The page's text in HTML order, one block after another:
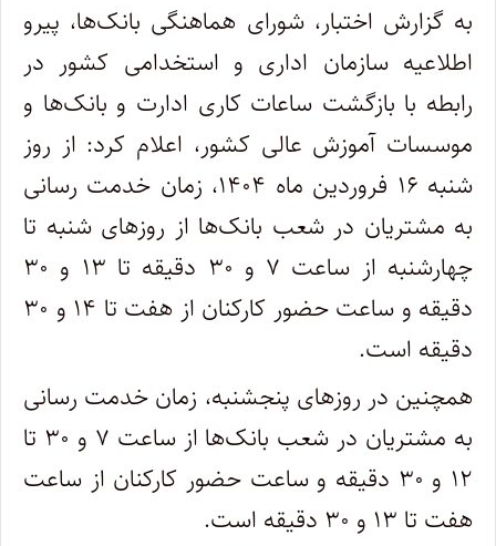
به گزارش اختبار، شورای هماهنگی بانک‌ها، پیرو
اطلاعیه سازمان اداری و استخدامی کشور در
رابطه با بازگشت ساعات کاری ادارت و بانک‌ها و
موسسات آموزش عالی کشور، اعلام کرد: از روز
شنبه ۱۶ فروردین ماه ۱۴۰۴، زمان خدمت رسانی
به مشتریان در شعب بانک‌ها از روزهای شنبه تا
چهارشنبه از ساعت ۷ و ۳۰ دقیقه تا ۱۳ و ۳۰
دقیقه و ساعت حضور کارکنان از هفت تا ۱۴ و ۳۰
دقیقه است.
همچنین در روزهای پنجشنبه، زمان خدمت رسانی
به مشتریان در شعب بانک‌ها از ساعت ۷ و ۳۰ تا
۱۲ و ۳۰ دقیقه و ساعت حضور کارکنان از ساعت
هفت تا ۱۳ و ۳۰ دقیقه است.